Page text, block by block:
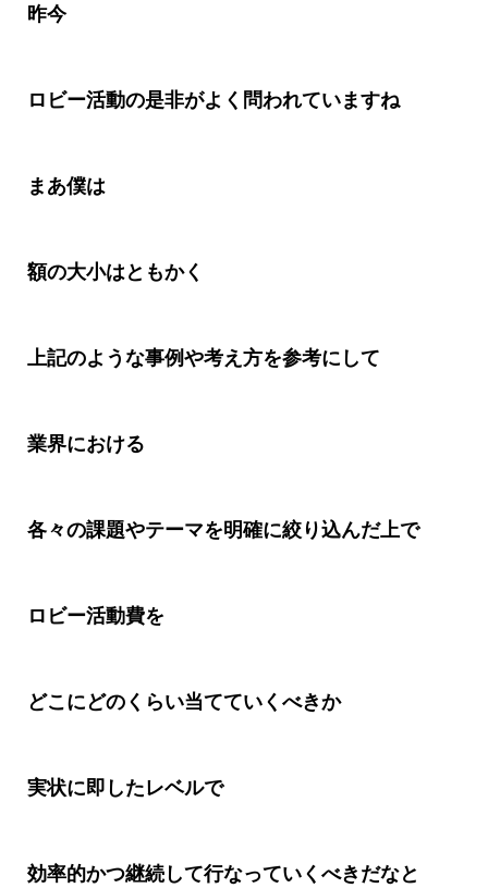
昨今
ロビー活動の是非がよく問われていますね
まあ僕は
額の大小はともかく
上記のような事例や考え方を参考にして
業界における
各々の課題やテーマを明確に絞り込んだ上で
ロビー活動費を
どこにどのくらい当てていくべきか
実状に即したレベルで
効率的かつ継続して行なっていくべきだなと